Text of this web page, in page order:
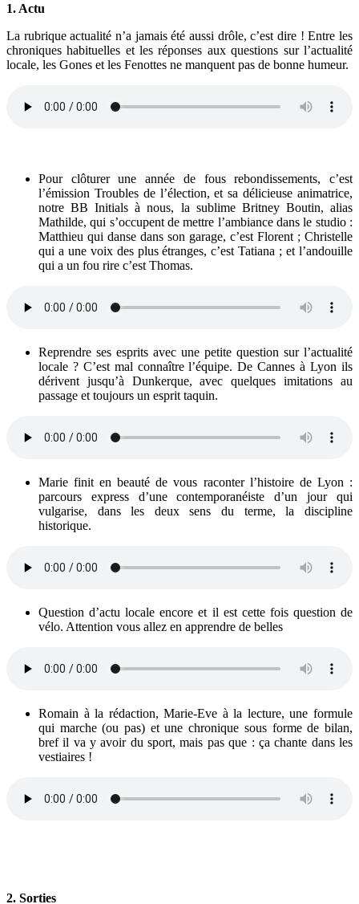
1. Actu
La rubrique actualité n’a jamais été aussi drôle, c’est dire ! Entre les
chroniques habituelles et les réponses aux questions sur l’actualité
locale, les Gones et les Fenottes ne manquent pas de bonne humeur.
Pour clôturer une année de fous rebondissements, c’est
l’émission Troubles de l’élection, et sa délicieuse animatrice,
notre BB Initials à nous, la sublime Britney Boutin, alias
Mathilde, qui s’occupent de mettre l’ambiance dans le studio :
Matthieu qui danse dans son garage, c’est Florent ; Christelle
qui a une voix des plus étranges, c’est Tatiana ; et l’andouille
qui a un fou rire c’est Thomas.
Reprendre ses esprits avec une petite question sur l’actualité
locale ? C’est mal connaître l’équipe. De Cannes à Lyon ils
dérivent jusqu’à Dunkerque, avec quelques imitations au
passage et toujours un esprit taquin.
Marie finit en beauté de vous raconter l’histoire de Lyon :
parcours express d’une contemporanéiste d’un jour qui
vulgarise, dans les deux sens du terme, la discipline
historique.
Question d’actu locale encore et il est cette fois question de
vélo. Attention vous allez en apprendre de belles
Romain à la rédaction, Marie-Eve à la lecture, une formule
qui marche (ou pas) et une chronique sous forme de bilan,
bref il va y avoir du sport, mais pas que : ça chante dans les
vestiaires !
2. Sorties